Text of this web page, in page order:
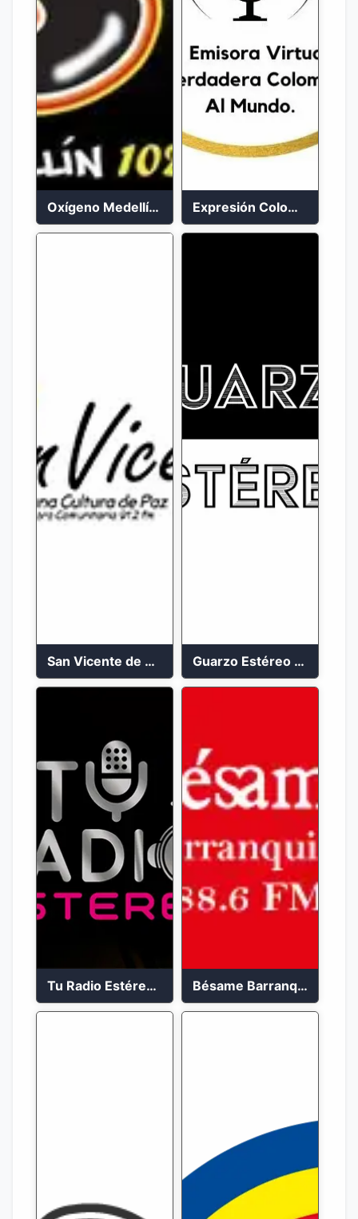
Oxígeno Medellín 90.9 FM en vivo Expresión Colombia Radio en vivo 24/7
San Vicente de Chucuri 91.2 FM Guarzo Estéreo 24/7
Tu Radio Estéreo 24/7 Bésame Barranquilla en vivo 88.6 FM